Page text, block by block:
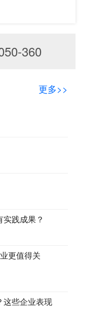
360
更多>>
践成果？
更值得关
这些企业表现